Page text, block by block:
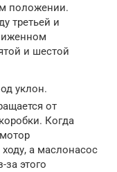
положении.
третьей и
и шестой
уклон.
от
Когда
а маслонасос
этого